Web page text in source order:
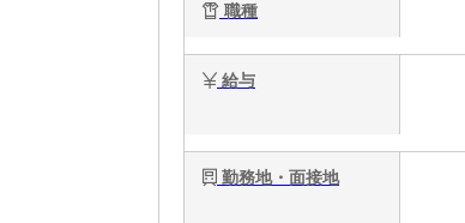
職種
給与
勤務地・面接地